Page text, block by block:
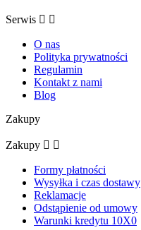
Serwis  
O nas
Polityka prywatności
Regulamin
Kontakt z nami
Blog
Zakupy
Zakupy  
Formy płatności
Wysyłka i czas dostawy
Reklamacje
Odstąpienie od umowy
Warunki kredytu 10X0